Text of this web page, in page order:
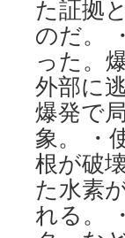
た証拠
のだ。
った。
外部に
爆発で
象。 ・
根が破
た水素
れる。